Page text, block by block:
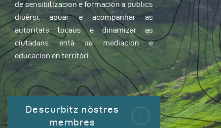
de sensibilizacion e formacion a publics
diuèrsi, apuar e acompanhar as
autoritats locaus e dinamizar as
ciutadans entà ua mediacion e
educacion en territòri.
Descurbitz nòstres
membres